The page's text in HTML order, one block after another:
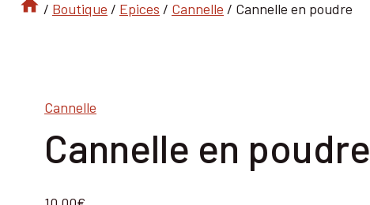
/ Boutique / Epices / Cannelle / Cannelle en poudre
Cannelle
Cannelle en poudre